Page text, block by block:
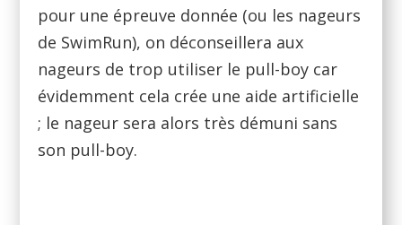
pour une épreuve donnée (ou les nageurs
de SwimRun), on déconseillera aux
nageurs de trop utiliser le pull-boy car
évidemment cela crée une aide artificielle
; le nageur sera alors très démuni sans
son pull-boy.